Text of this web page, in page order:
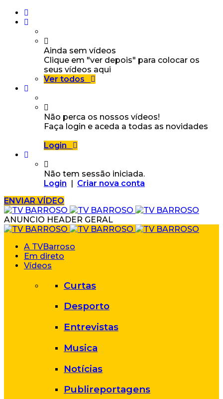
Ainda sem vídeos
Clique em "ver depois" para colocar os
seus vídeos aqui
Ver todos
Não perca os nossos vídeos!
Faça login e aceda a todas as novidades
Login
Não tem sessão iniciada.
Login | Criar nova conta
ENVIAR VÍDEO
ANUNCIO HEADER GERAL
A TVBarroso
Em direto
Vídeos
Curtas
Desporto
Entrevistas
Musica
Notícias
Publireportagens